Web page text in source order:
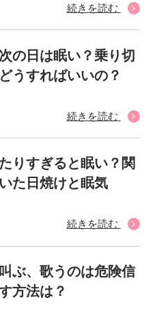
続きを読む
の日は眠い？乗り切
うすればいいの？
続きを読む
りすぎると眠い？関
た日焼けと眠気
続きを読む
ぶ、歌うのは危険信
方法は？